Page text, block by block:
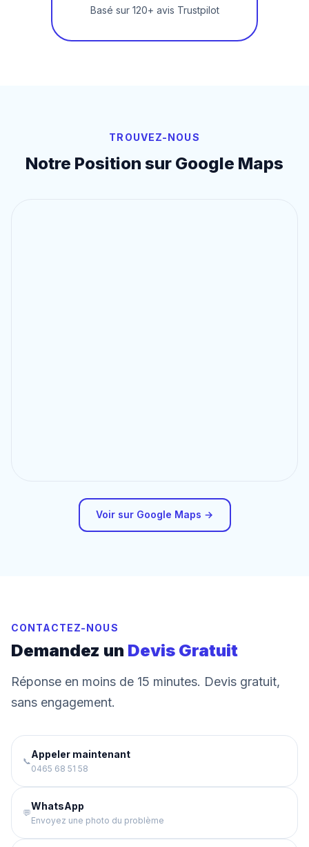
Basé sur 120+ avis Trustpilot
TROUVEZ-NOUS
Notre Position sur Google Maps
Voir sur Google Maps →
CONTACTEZ-NOUS
Demandez un Devis Gratuit
Réponse en moins de 15 minutes. Devis gratuit,
sans engagement.
📞
Appeler maintenant
0465 68 51 58
💬
WhatsApp
Envoyez une photo du problème